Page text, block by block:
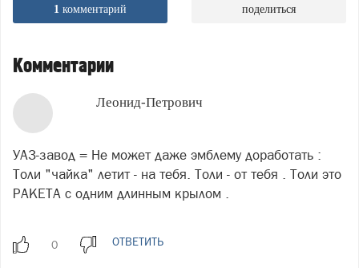
1 комментарий поделиться
Комментарии
Леонид-Петрович
УАЗ-завод = Не может даже эмблему доработать :
Толи "чайка" летит - на тебя. Толи - от тебя . Толи это
РАКЕТА с одним длинным крылом .
ОТВЕТИТЬ